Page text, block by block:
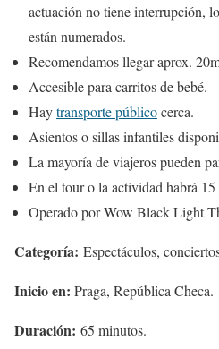
actuación no tiene interrupción,
están numerados.
Recomendamos llegar aprox.
Accesible para carritos de bebé.
Haytransporte públicocerca.
Asientos o sillas infantiles
La mayoría de viajeros pueden
En el tour o la actividad habrá
Operado por Wow Black Light
Categoría: Espectáculos,
Inicio en: Praga, República Checa.
Duración: 65 minutos.